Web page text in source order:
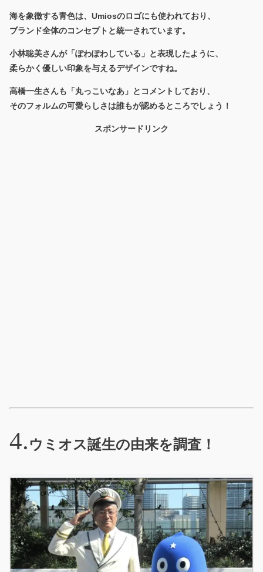
海を象徴する青色は、Umiosのロゴにも使われており、
ブランド全体のコンセプトと統一されています。
小林聡美さんが「ぽわぽわしている」と表現したように、
柔らかく優しい印象を与えるデザインですね。
高橋一生さんも「丸っこいなあ」とコメントしており、
そのフォルムの可愛らしさは誰もが認めるところでしょう！
スポンサードリンク
ウミオス誕生の由来を調査！